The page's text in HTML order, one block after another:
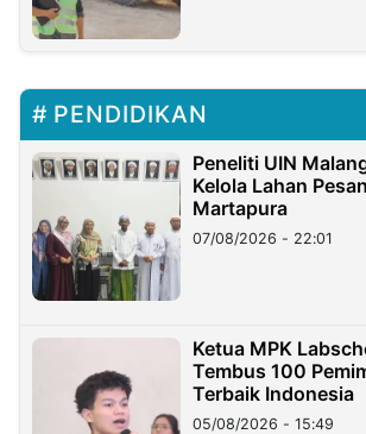
PENDIDIKAN
Peneliti UIN
Kelola Lahan
Martapura
07/08/2026 - 22:01
Ketua MPK
Tembus 100
Terbaik Indonesia
05/08/2026 - 15:49